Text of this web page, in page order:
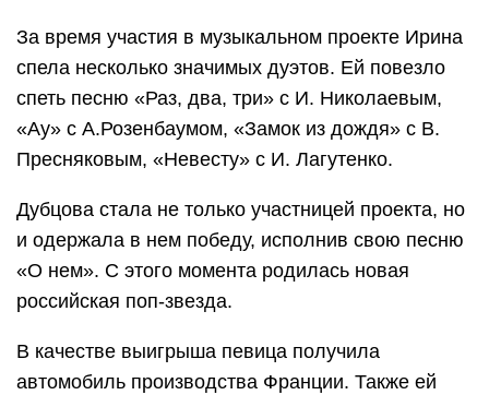
За время участия в музыкальном проекте Ирина
спела несколько значимых дуэтов. Ей повезло
спеть песню «Раз, два, три» с И. Николаевым,
«Ау» с А.Розенбаумом, «Замок из дождя» с В.
Пресняковым, «Невесту» с И. Лагутенко.
Дубцова стала не только участницей проекта, но
и одержала в нем победу, исполнив свою песню
«О нем». С этого момента родилась новая
российская поп-звезда.
В качестве выигрыша певица получила
автомобиль производства Франции. Также ей